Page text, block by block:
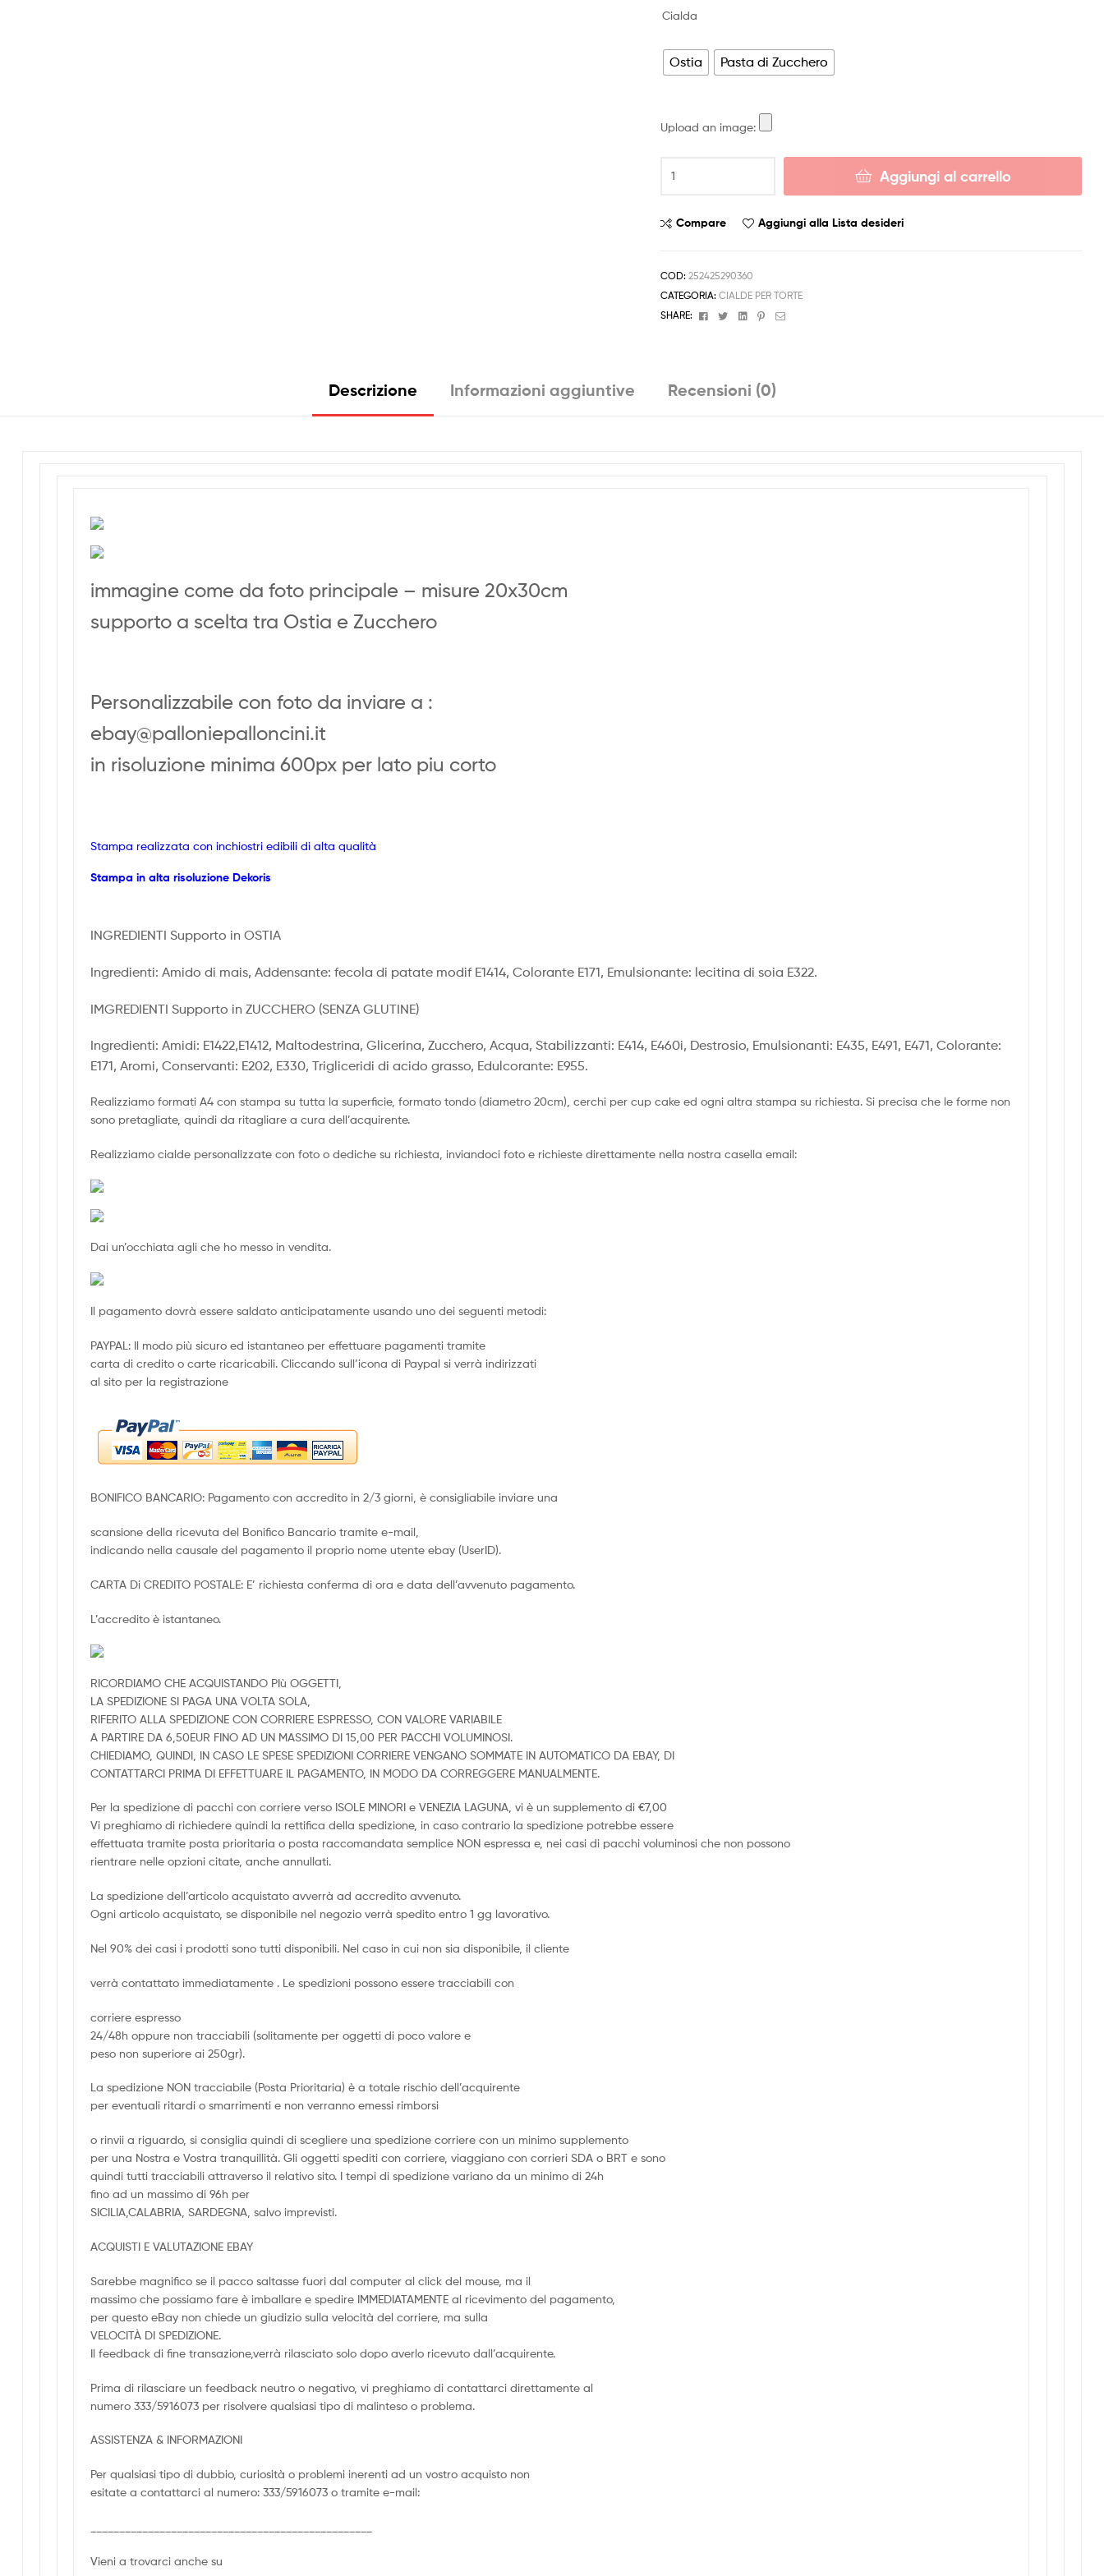
da
a
Cialda
Ostia Pasta di Zucchero
Upload an image:
MASHA
L'ORSO
Ostia
o
Zucchero
quantità
Aggiungi al carrello
Compare Aggiungi alla Lista desideri
COD:252425290360
CATEGORIA:CIALDE PER TORTE
SHARE:
FacebookTwitterLinkedinPinterest
Email
Descrizione Informazioni aggiuntive Recensioni (0)
immagine come da foto principale – misure 20x30cm
supporto a scelta tra Ostia e Zucchero
Personalizzabile con foto da inviare a :
ebay@palloniepalloncini.it
in risoluzione minima 600px per lato piu corto
Stampa realizzata con inchiostri edibili di alta qualità
Stampa in alta risoluzione Dekoris
INGREDIENTI Supporto in OSTIA
Ingredienti: Amido di mais, Addensante: fecola di patate modif E1414, Colorante E171, Emulsionante: lecitina di soia E322.
IMGREDIENTI Supporto in ZUCCHERO (SENZA GLUTINE)
Ingredienti: Amidi: E1422,E1412, Maltodestrina, Glicerina, Zucchero, Acqua, Stabilizzanti: E414, E460i, Destrosio, Emulsionanti: E435, E491, E471, Colorante:
E171, Aromi, Conservanti: E202, E330, Trigliceridi di acido grasso, Edulcorante: E955.
Realizziamo formati A4 con stampa su tutta la superficie, formato tondo (diametro 20cm), cerchi per cup cake ed ogni altra stampa su richiesta. Si precisa che le forme non
sono pretagliate, quindi da ritagliare a cura dell’acquirente.
Realizziamo cialde personalizzate con foto o dediche su richiesta, inviandoci foto e richieste direttamente nella nostra casella email:
Dai un’occhiata agli che ho messo in vendita.
Il pagamento dovrà essere saldato anticipatamente usando uno dei seguenti metodi:
PAYPAL: Il modo più sicuro ed istantaneo per effettuare pagamenti tramite
carta di credito o carte ricaricabili. Cliccando sull’icona di Paypal si verrà indirizzati
al sito per la registrazione
BONIFICO BANCARIO: Pagamento con accredito in 2/3 giorni, è consigliabile inviare una
scansione della ricevuta del Bonifico Bancario tramite e-mail,
indicando nella causale del pagamento il proprio nome utente ebay (UserID).
CARTA Di CREDITO POSTALE: E’ richiesta conferma di ora e data dell’avvenuto pagamento.
L’accredito è istantaneo.
RICORDIAMO CHE ACQUISTANDO PIù OGGETTI,
LA SPEDIZIONE SI PAGA UNA VOLTA SOLA,
RIFERITO ALLA SPEDIZIONE CON CORRIERE ESPRESSO, CON VALORE VARIABILE
A PARTIRE DA 6,50EUR FINO AD UN MASSIMO DI 15,00 PER PACCHI VOLUMINOSI.
CHIEDIAMO, QUINDI, IN CASO LE SPESE SPEDIZIONI CORRIERE VENGANO SOMMATE IN AUTOMATICO DA EBAY, DI
CONTATTARCI PRIMA DI EFFETTUARE IL PAGAMENTO, IN MODO DA CORREGGERE MANUALMENTE.
Per la spedizione di pacchi con corriere verso ISOLE MINORI e VENEZIA LAGUNA, vi è un supplemento di €7,00
Vi preghiamo di richiedere quindi la rettifica della spedizione, in caso contrario la spedizione potrebbe essere
effettuata tramite posta prioritaria o posta raccomandata semplice NON espressa e, nei casi di pacchi voluminosi che non possono
rientrare nelle opzioni citate, anche annullati.
La spedizione dell’articolo acquistato avverrà ad accredito avvenuto.
Ogni articolo acquistato, se disponibile nel negozio verrà spedito entro 1 gg lavorativo.
Nel 90% dei casi i prodotti sono tutti disponibili. Nel caso in cui non sia disponibile, il cliente
verrà contattato immediatamente . Le spedizioni possono essere tracciabili con
corriere espresso
24/48h oppure non tracciabili (solitamente per oggetti di poco valore e
peso non superiore ai 250gr).
La spedizione NON tracciabile (Posta Prioritaria) è a totale rischio dell’acquirente
per eventuali ritardi o smarrimenti e non verranno emessi rimborsi
o rinvii a riguardo, si consiglia quindi di scegliere una spedizione corriere con un minimo supplemento
per una Nostra e Vostra tranquillità. Gli oggetti spediti con corriere, viaggiano con corrieri SDA o BRT e sono
quindi tutti tracciabili attraverso il relativo sito. I tempi di spedizione variano da un minimo di 24h
fino ad un massimo di 96h per
SICILIA,CALABRIA, SARDEGNA, salvo imprevisti.
ACQUISTI E VALUTAZIONE EBAY
Sarebbe magnifico se il pacco saltasse fuori dal computer al click del mouse, ma il
massimo che possiamo fare è imballare e spedire IMMEDIATAMENTE al ricevimento del pagamento,
per questo eBay non chiede un giudizio sulla velocità del corriere, ma sulla
VELOCITÀ DI SPEDIZIONE.
Il feedback di fine transazione,verrà rilasciato solo dopo averlo ricevuto dall’acquirente.
Prima di rilasciare un feedback neutro o negativo, vi preghiamo di contattarci direttamente al
numero 333/5916073 per risolvere qualsiasi tipo di malinteso o problema.
ASSISTENZA & INFORMAZIONI
Per qualsiasi tipo di dubbio, curiosità o problemi inerenti ad un vostro acquisto non
esitate a contattarci al numero: 333/5916073 o tramite e-mail:
Vieni a trovarci anche su